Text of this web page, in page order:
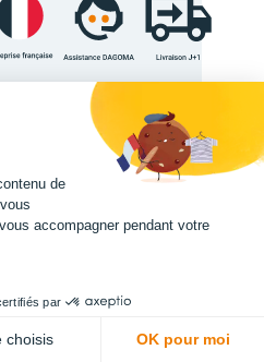
francaise, au service de vos
de
accompagner pendant votre
par
choisis OK pour moi